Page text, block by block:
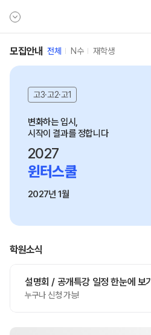
모집안내 전체 N수 재학생
고3·고2·고1
변화하는 입시,
시작이 결과를 정합니다
2027
윈터스쿨
2027년 1월
학원소식
설명회 / 공개특강 일정 한눈에 보기
누구나 신청 가능!